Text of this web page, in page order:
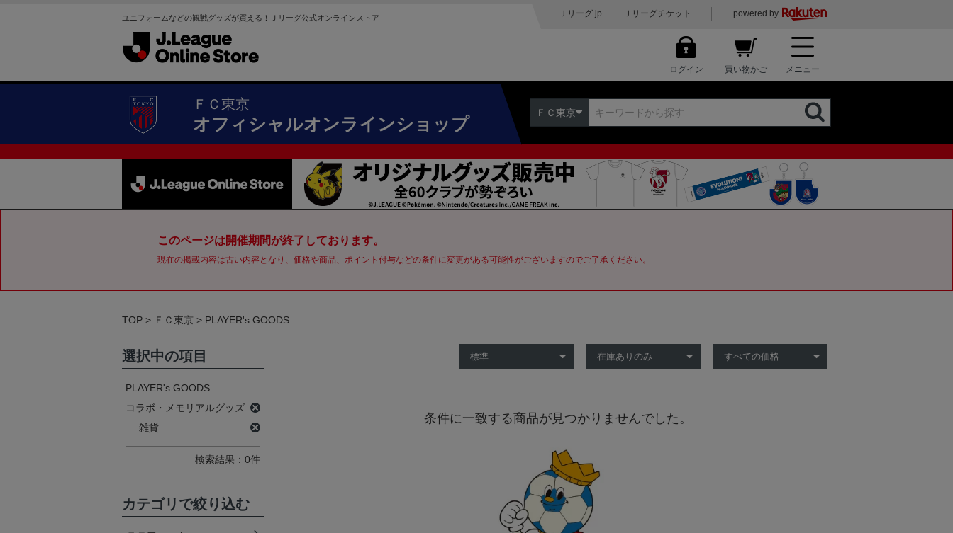
ユニフォームなどの観戦グッズが買える！Ｊリーグ公式オンラインストア Ｊリーグ.jp Ｊリーグチケット powered by
ログイン 買い物かご メニュー
ＦＣ東京
オフィシャルオンラインショップ
ＦＣ東京
このページは開催期間が終了しております。
現在の掲載内容は古い内容となり、価格や商品、ポイント付与などの条件に変更がある可能性がございますのでご了承ください。
TOP ＦＣ東京 PLAYER's GOODS
条件に一致する商品が見つかりませんでした。
選択中の項目
PLAYER's GOODS
コラボ・メモリアルグッズ
雑貨
検索結果：0件
カテゴリで絞り込む